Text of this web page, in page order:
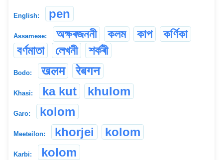
English: pen
Assamese: অক্ষৰজননী কলম কাপ
কৰ্ণিকা
বৰ্ণমাতা
লেখনী শৰ্কৰী
Bodo: खलम रेबगन
Khasi: ka kut khulom
Garo: kolom
Meeteilon: khorjei kolom
Karbi: kolom